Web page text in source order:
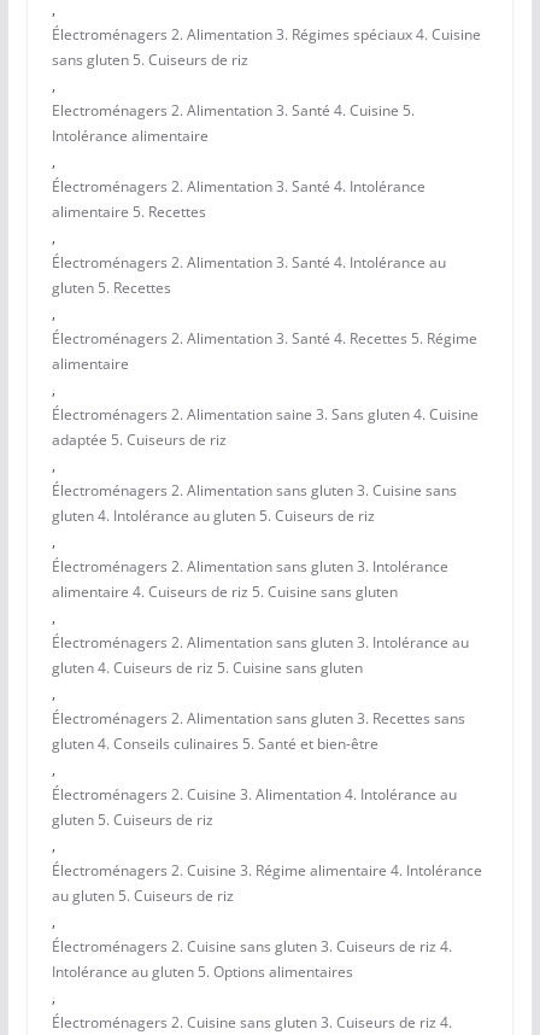
,
Électroménagers 2. Alimentation 3. Régimes spéciaux 4. Cuisine
sans gluten 5. Cuiseurs de riz
,
Electroménagers 2. Alimentation 3. Santé 4. Cuisine 5.
Intolérance alimentaire
,
Électroménagers 2. Alimentation 3. Santé 4. Intolérance
alimentaire 5. Recettes
,
Électroménagers 2. Alimentation 3. Santé 4. Intolérance au
gluten 5. Recettes
,
Électroménagers 2. Alimentation 3. Santé 4. Recettes 5. Régime
alimentaire
,
Électroménagers 2. Alimentation saine 3. Sans gluten 4. Cuisine
adaptée 5. Cuiseurs de riz
,
Électroménagers 2. Alimentation sans gluten 3. Cuisine sans
gluten 4. Intolérance au gluten 5. Cuiseurs de riz
,
Électroménagers 2. Alimentation sans gluten 3. Intolérance
alimentaire 4. Cuiseurs de riz 5. Cuisine sans gluten
,
Électroménagers 2. Alimentation sans gluten 3. Intolérance au
gluten 4. Cuiseurs de riz 5. Cuisine sans gluten
,
Électroménagers 2. Alimentation sans gluten 3. Recettes sans
gluten 4. Conseils culinaires 5. Santé et bien-être
,
Électroménagers 2. Cuisine 3. Alimentation 4. Intolérance au
gluten 5. Cuiseurs de riz
,
Électroménagers 2. Cuisine 3. Régime alimentaire 4. Intolérance
au gluten 5. Cuiseurs de riz
,
Électroménagers 2. Cuisine sans gluten 3. Cuiseurs de riz 4.
Intolérance au gluten 5. Options alimentaires
,
Électroménagers 2. Cuisine sans gluten 3. Cuiseurs de riz 4.